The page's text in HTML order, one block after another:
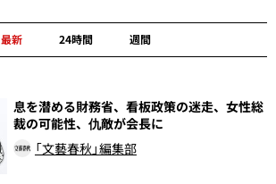
最新 24時間 週間
息を潜める財務省、看板政策の迷走、女性総
裁の可能性、仇敵が会長に
「文藝春秋」編集部